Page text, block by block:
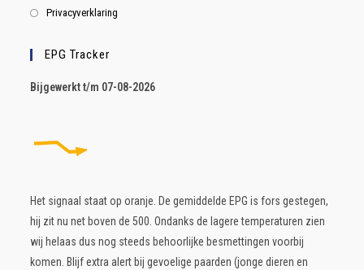
Privacyverklaring
EPG Tracker
Bijgewerkt t/m 07-08-2026
Het signaal staat op oranje. De gemiddelde EPG is fors gestegen,
hij zit nu net boven de 500. Ondanks de lagere temperaturen zien
wij helaas dus nog steeds behoorlijke besmettingen voorbij
komen. Blijf extra alert bij gevoelige paarden (jonge dieren en